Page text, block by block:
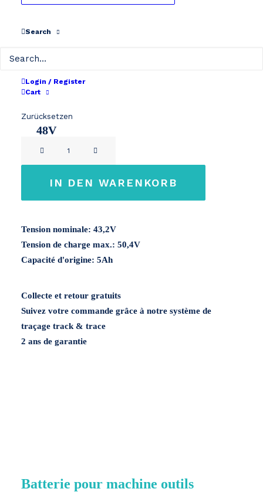
Search
Login / Register
Cart
48V 280Wh
48V
Zurücksetzen
AE
48V
Menge
IN DEN WARENKORB
Tension nominale: 43,2V
Tension de charge max.: 50,4V
Capacité d'origine: 5Ah
Collecte et retour gratuits
Suivez votre commande grâce à notre système de
traçage track & trace
2 ans de garantie
Batterie pour machine outils